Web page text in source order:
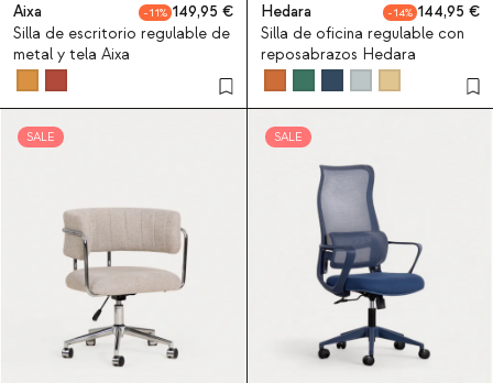
Aixa 11
149,95
Silla de escritorio regulable de
metal y tela Aixa
Hedara 14
144,95
Silla de oficina regulable con
reposabrazos Hedara
SALE SALE